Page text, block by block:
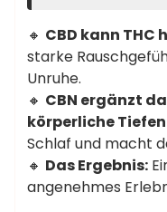
🔸 CBD kann THC
starke
Unruhe.
🔸 CBN ergänzt
körperliche
Schlaf und macht
🔸 Das Ergebnis:
angenehmes